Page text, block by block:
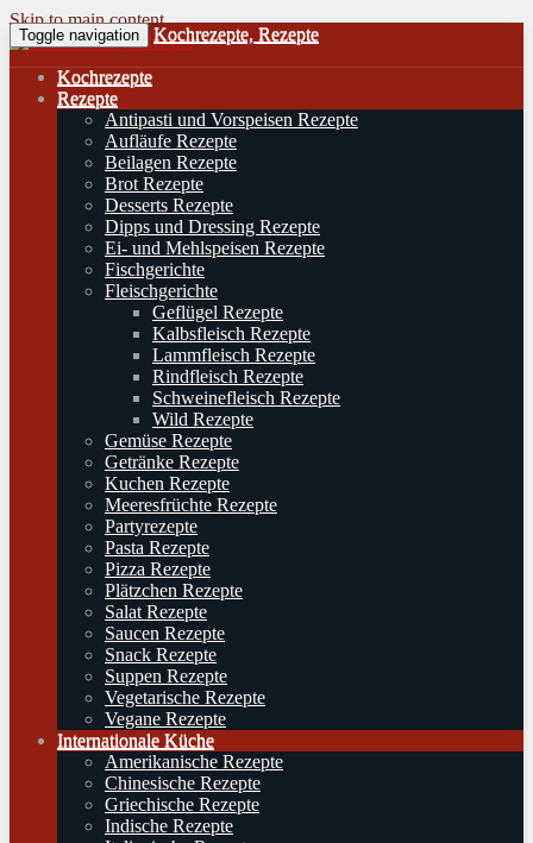
Skip to main content
Toggle navigation Kochrezepte, Rezepte
Kochrezepte
Rezepte
Antipasti und Vorspeisen Rezepte
Aufläufe Rezepte
Beilagen Rezepte
Brot Rezepte
Desserts Rezepte
Dipps und Dressing Rezepte
Ei- und Mehlspeisen Rezepte
Fischgerichte
Fleischgerichte
Geflügel Rezepte
Kalbsfleisch Rezepte
Lammfleisch Rezepte
Rindfleisch Rezepte
Schweinefleisch Rezepte
Wild Rezepte
Gemüse Rezepte
Getränke Rezepte
Kuchen Rezepte
Meeresfrüchte Rezepte
Partyrezepte
Pasta Rezepte
Pizza Rezepte
Plätzchen Rezepte
Salat Rezepte
Saucen Rezepte
Snack Rezepte
Suppen Rezepte
Vegetarische Rezepte
Vegane Rezepte
Internationale Küche
Amerikanische Rezepte
Chinesische Rezepte
Griechische Rezepte
Indische Rezepte